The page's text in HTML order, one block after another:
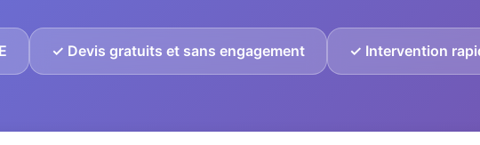
✓ Devis gratuits et sans engagement ✓ Intervention